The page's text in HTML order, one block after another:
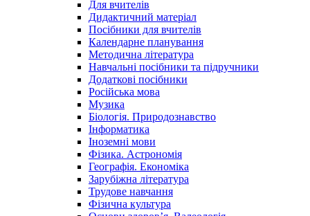
Для вчителів
Дидактичний матеріал
Посібники для вчителів
Календарне планування
Методична література
Навчальні посібники та підручники
Додаткові посібники
Російська мова
Музика
Біологія. Природознавство
Інформатика
Іноземні мови
Фізика. Астрономія
Географія. Економіка
Зарубіжна література
Трудове навчання
Фізична культура